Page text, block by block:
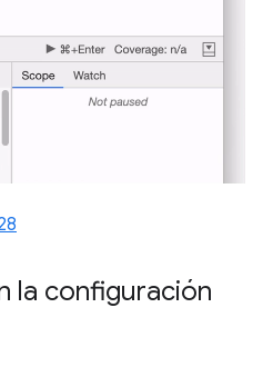
la configuración